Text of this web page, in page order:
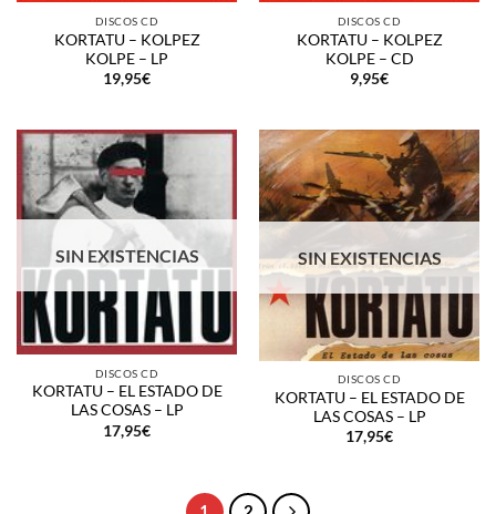
DISCOS CD
KORTATU – KOLPEZ
KOLPE – LP
19,95€
DISCOS CD
KORTATU – KOLPEZ
KOLPE – CD
9,95€
SIN EXISTENCIAS
DISCOS CD
KORTATU – EL ESTADO DE
LAS COSAS – LP
17,95€
SIN EXISTENCIAS
DISCOS CD
KORTATU – EL ESTADO DE
LAS COSAS – LP
17,95€